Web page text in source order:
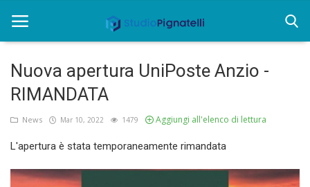
Home
Rent
Chi siamo
Informazioni
Nuova apertura UniPoste Anzio -
RIMANDATA
News Mar 10, 2022 1479 Aggiungi all'elenco di lettura
L'apertura è stata temporaneamente rimandata